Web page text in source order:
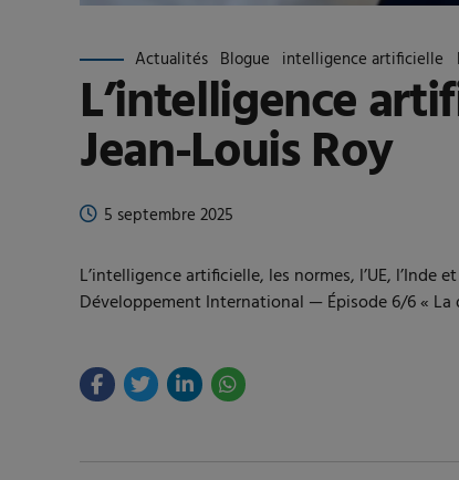
Actualités Blogue intelligence artificielle
L’intelligence
Jean-Louis Roy
5 septembre 2025
L’intelligence artificielle, les normes, l’UE,
Développement International — Épisode 6/6 « La